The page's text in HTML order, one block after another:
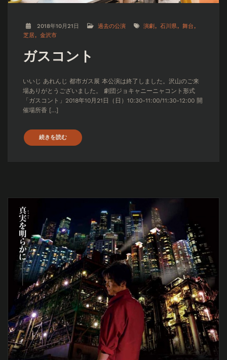
2018年10月21日 過去の公演 演劇 石川県
舞台
芝居
金沢市
ガスコント
いいじ あれんじ 都市ガス展 本公演は終了しました。沢山のご来
場ありがとうございました。 劇団ジョキャニーニャコント形式
「ガスコント」2018年10月21日（日）10:30-11:00/11:30-12:00 開
催場所香 […]
続きを読む